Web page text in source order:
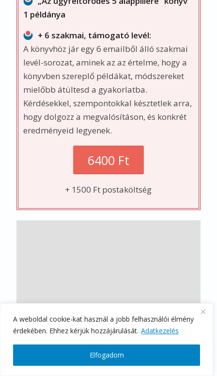
A weboldal cookie-kat használ a jobb felhasználói élmény
érdekében. Ehhez kérjük hozzájárulását. Adatkezelés
Elfogadom
+ 1500 Ft postaköltség